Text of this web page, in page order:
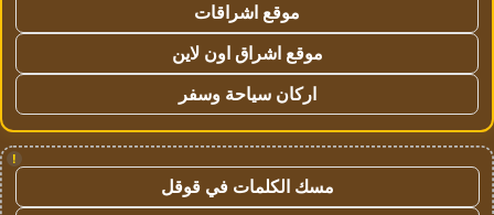
موقع اشراقات
موقع اشراق اون لاين
اركان سياحة وسفر
!
مسك الكلمات في قوقل